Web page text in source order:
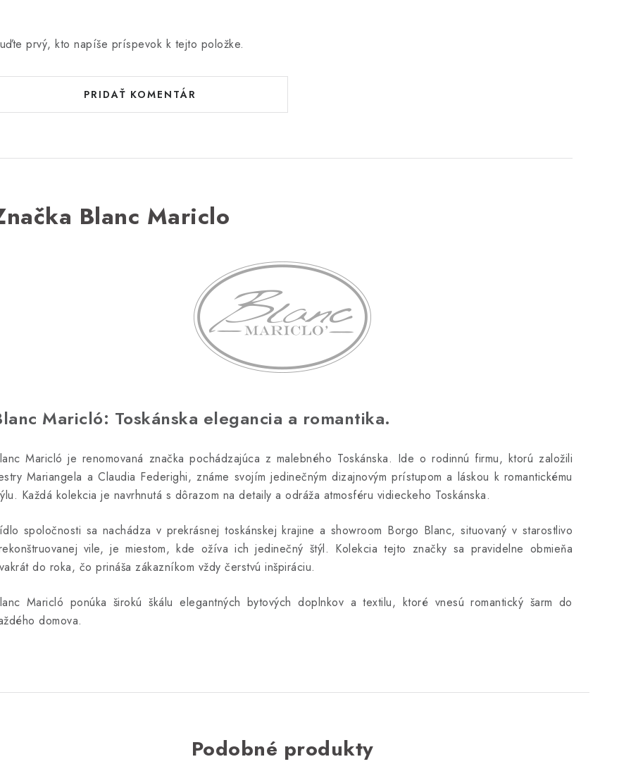
prvý, kto napíše príspevok k tejto položke.
PRIDAŤ KOMENTÁR
Blanc Mariclo
Maricló: Toskánska elegancia a romantika.
Maricló je renomovaná značka pochádzajúca z malebného Toskánska. Ide o rodinnú firmu, ktorú založili
Mariangela a Claudia Federighi, známe svojím jedinečným dizajnovým prístupom a láskou k romantickému
Každá kolekcia je navrhnutá s dôrazom na detaily a odráža atmosféru vidieckeho Toskánska.
spoločnosti sa nachádza v prekrásnej toskánskej krajine a showroom Borgo Blanc, situovaný v starostlivo
vile, je miestom, kde ožíva ich jedinečný štýl. Kolekcia tejto značky sa pravidelne obmieňa
do roka, čo prináša zákazníkom vždy čerstvú inšpiráciu.
Maricló ponúka širokú škálu elegantných bytových doplnkov a textilu, ktoré vnesú romantický šarm do
domova.
Podobné produkty